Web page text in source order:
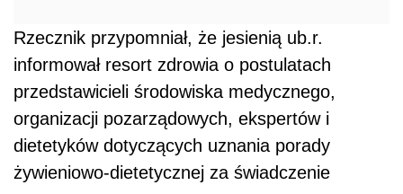
Rzecznik przypomniał, że jesienią ub.r.
informował resort zdrowia o postulatach
przedstawicieli środowiska medycznego,
organizacji pozarządowych, ekspertów i
dietetyków dotyczących uznania porady
żywieniowo-dietetycznej za świadczenie